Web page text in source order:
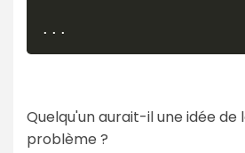
Quelqu'un aurait-il une idée de
problème ?